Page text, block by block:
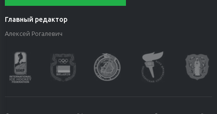
Главный редактор
Алексей Рогалевич